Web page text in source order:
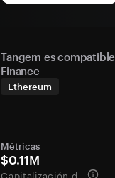
Tangem es
Finance
Ethereum
Métricas
$0.11M
Capitalización de mercado